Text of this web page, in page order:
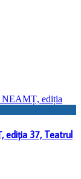
ediția 37, Teatrul